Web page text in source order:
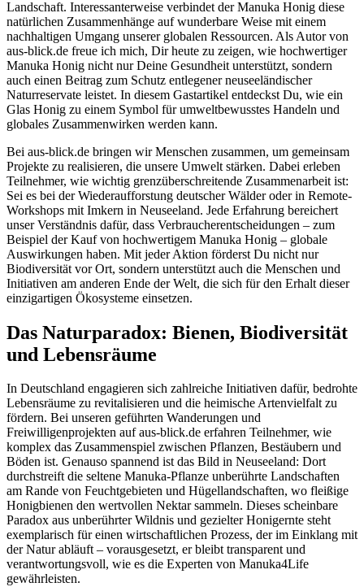
Landschaft. Interessanterweise verbindet der Manuka Honig diese
natürlichen Zusammenhänge auf wunderbare Weise mit einem
nachhaltigen Umgang unserer globalen Ressourcen. Als Autor von
aus-blick.de freue ich mich, Dir heute zu zeigen, wie hochwertiger
Manuka Honig nicht nur Deine Gesundheit unterstützt, sondern
auch einen Beitrag zum Schutz entlegener neuseeländischer
Naturreservate leistet. In diesem Gastartikel entdeckst Du, wie ein
Glas Honig zu einem Symbol für umweltbewusstes Handeln und
globales Zusammenwirken werden kann.
Bei aus-blick.de bringen wir Menschen zusammen, um gemeinsam
Projekte zu realisieren, die unsere Umwelt stärken. Dabei erleben
Teilnehmer, wie wichtig grenzüberschreitende Zusammenarbeit ist:
Sei es bei der Wiederaufforstung deutscher Wälder oder in Remote-
Workshops mit Imkern in Neuseeland. Jede Erfahrung bereichert
unser Verständnis dafür, dass Verbraucherentscheidungen – zum
Beispiel der Kauf von hochwertigem Manuka Honig – globale
Auswirkungen haben. Mit jeder Aktion förderst Du nicht nur
Biodiversität vor Ort, sondern unterstützt auch die Menschen und
Initiativen am anderen Ende der Welt, die sich für den Erhalt dieser
einzigartigen Ökosysteme einsetzen.
Das Naturparadox: Bienen, Biodiversität
und Lebensräume
In Deutschland engagieren sich zahlreiche Initiativen dafür, bedrohte
Lebensräume zu revitalisieren und die heimische Artenvielfalt zu
fördern. Bei unseren geführten Wanderungen und
Freiwilligenprojekten auf aus-blick.de erfahren Teilnehmer, wie
komplex das Zusammenspiel zwischen Pflanzen, Bestäubern und
Böden ist. Genauso spannend ist das Bild in Neuseeland: Dort
durchstreift die seltene Manuka-Pflanze unberührte Landschaften
am Rande von Feuchtgebieten und Hügellandschaften, wo fleißige
Honigbienen den wertvollen Nektar sammeln. Dieses scheinbare
Paradox aus unberührter Wildnis und gezielter Honigernte steht
exemplarisch für einen wirtschaftlichen Prozess, der im Einklang mit
der Natur abläuft – vorausgesetzt, er bleibt transparent und
verantwortungsvoll, wie es die Experten von Manuka4Life
gewährleisten.